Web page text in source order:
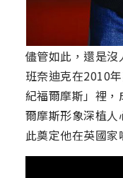
儘管如此，還是沒
班奈迪克在2010
紀福爾摩斯」裡
爾摩斯形象深植
此奠定他在英國家